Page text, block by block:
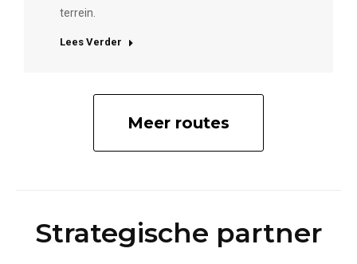
terrein.
Lees Verder
Meer routes
Strategische partner